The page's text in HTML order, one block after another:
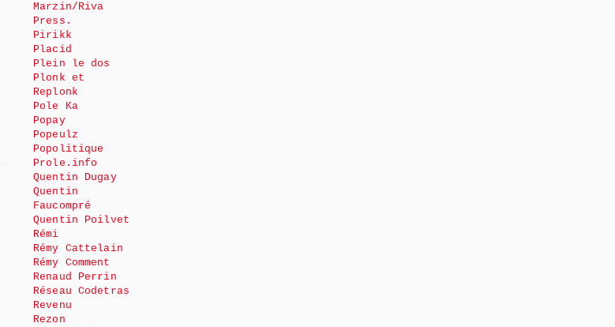
Marzin/Riva
Press.
Pirikk
Placid
Plein le dos
Plonk et
Replonk
Pole Ka
Popay
Popeulz
Popolitique
Prole.info
Quentin Dugay
Quentin
Faucompré
Quentin Poilvet
Rémi
Rémy Cattelain
Rémy Comment
Renaud Perrin
Réseau Codetras
Revenu
Rezon